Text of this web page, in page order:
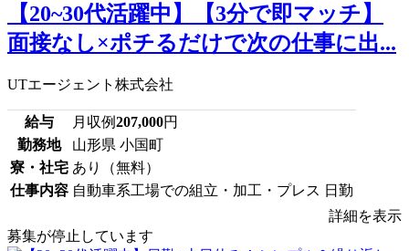
【20~30代活躍中】【3分で即マッチ】
面接なし×ポチるだけで次の仕事に出...
UTエージェント株式会社
給与 月収例207,000円
勤務地
山形県 小国町
寮・社宅 あり（無料）
仕事内容 自動車系工場での組立・加工・プレス 日勤
詳細を表示
募集が停止しています